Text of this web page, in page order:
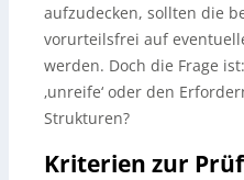
aufzudecken, sollten die
vorurteilsfrei auf
werden. Doch die Frage
‚unreife‘ oder den
Strukturen?
Kriterien zur